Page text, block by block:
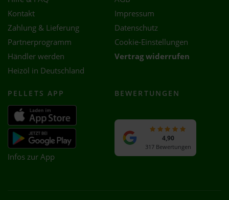
Kontakt
Zahlung & Lieferung
Partnerprogramm
Händler werden
Heizöl in Deutschland
Impressum
Datenschutz
Cookie-Einstellungen
Vertrag widerrufen
PELLETS APP
Infos zur App
BEWERTUNGEN
4,90
317 Bewertungen